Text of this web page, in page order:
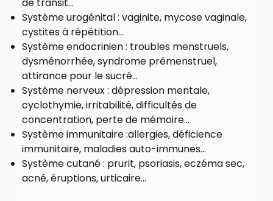
de transit…
Système urogénital : vaginite, mycose vaginale,
cystites à répétition…
Système endocrinien : troubles menstruels,
dysménorrhée, syndrome prémenstruel,
attirance pour le sucré…
Système nerveux : dépression mentale,
cyclothymie, irritabilité, difficultés de
concentration, perte de mémoire…
Système immunitaire :allergies, déficience
immunitaire, maladies auto-immunes…
Système cutané : prurit, psoriasis, eczéma sec,
acné, éruptions, urticaire…